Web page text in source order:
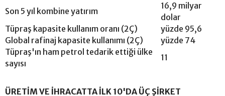
Son 5 yıl kombine yatırım
16,9 milyar
dolar
Tüpraş kapasite kullanım oranı (2Ç)
yüzde 95,6
Global rafinaj kapasite kullanımı (2Ç)
yüzde 74
Tüpraş'ın ham petrol tedarik ettiği ülke
sayısı
11
ÜRETİM VE İHRACATTA İLK 10'DA ÜÇ ŞİRKET